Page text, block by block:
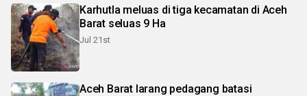
Karhutla meluas di tiga kecamatan di Aceh
Barat seluas 9 Ha
Jul 21st
Aceh Barat larang pedagang batasi